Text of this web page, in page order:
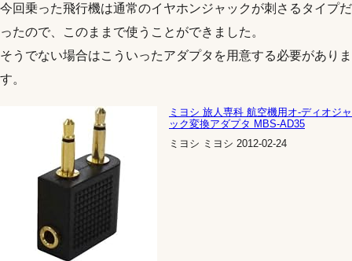
今回乗った飛行機は通常のイヤホンジャックが刺さるタイプだ
ったので、このままで使うことができました。
そうでない場合はこういったアダプタを用意する必要がありま
す。
ミヨシ 旅人専科 航空機用オ-ディオジャ
ック変換アダプタ MBS-AD35
ミヨシ ミヨシ 2012-02-24